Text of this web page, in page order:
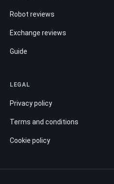
Robot reviews
Exchange reviews
Guide
LEGAL
Privacy policy
Terms and conditions
Cookie policy